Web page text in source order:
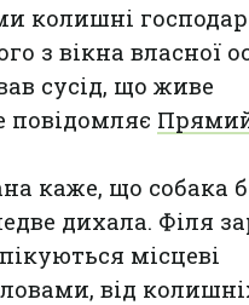
колишні
з вікна власної
сусід, що живе
повідомляє
каже, що собака
дихала. Філя
місцеві
від